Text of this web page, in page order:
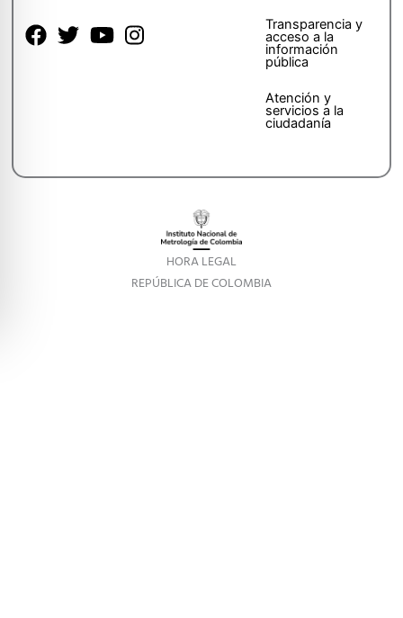
Transparencia y
acceso a la
información
pública
Atención y
servicios a la
ciudadanía
HORA LEGAL
REPÚBLICA DE COLOMBIA